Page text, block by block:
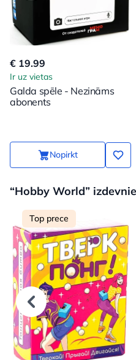
€ 19.99
Ir uz vietas
Galda spēle - Nezināms
abonents
Nopirkt
“Hobby World”
Top prece